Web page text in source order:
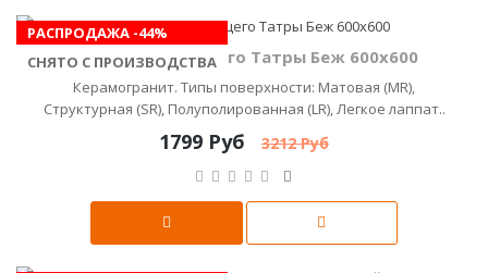
РАСПРОДАЖА -44%
СНЯТО С ПРОИЗВОДСТВА
Керамика Будущего Татры Беж 600x600
Керамогранит. Типы поверхности: Матовая (MR),
Структурная (SR), Полуполированная (LR), Легкое лаппат..
1799 Руб 3212 Руб